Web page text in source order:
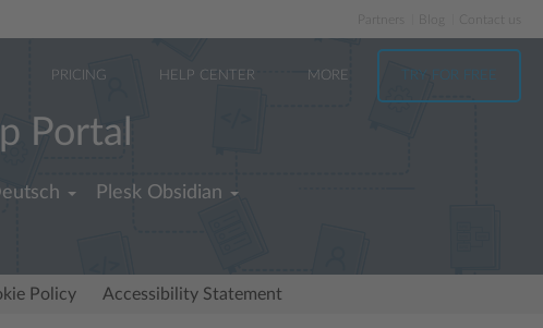
Partners
PRICING HELP CENTER MORE TRY FOR FREE
Portal
Plesk Obsidian
Policy Accessibility Statement